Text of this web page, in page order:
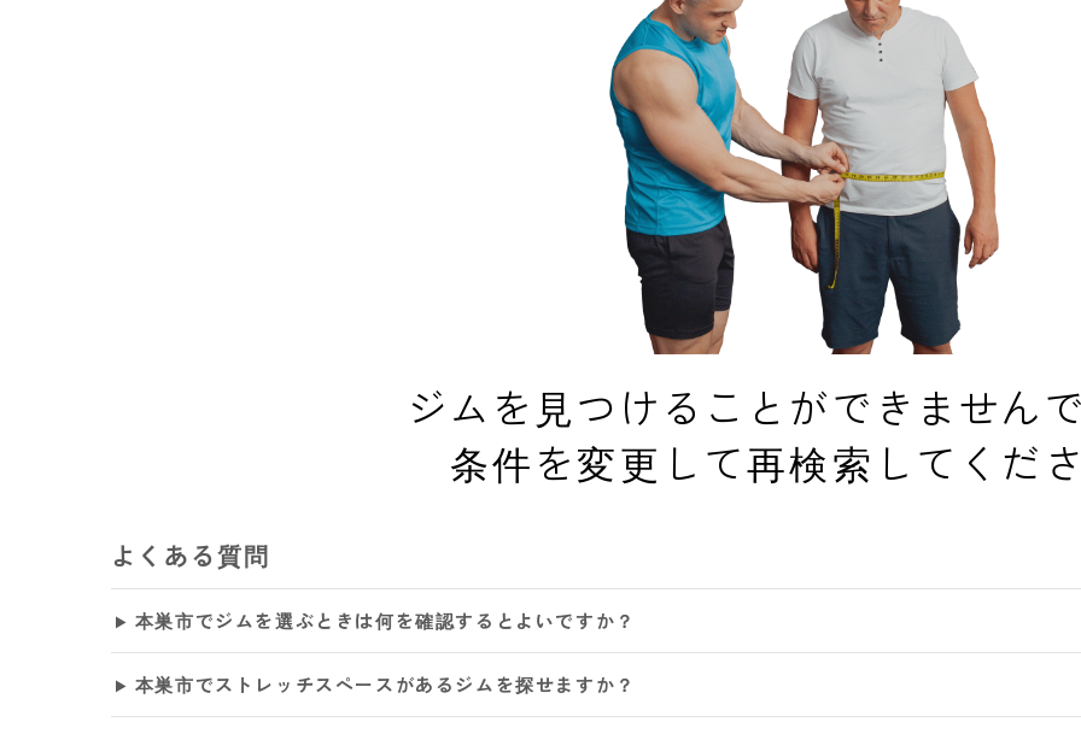
ジムを見つけることができませんで
条件を変更して再検索してくださ
よくある質問
本巣市でジムを選ぶときは何を確認するとよいですか？
本巣市でストレッチスペースがあるジムを探せますか？